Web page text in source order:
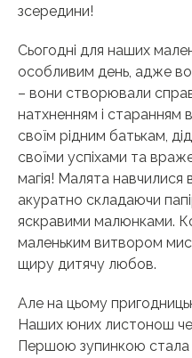
зсередини!
Сьогодні для наших
особливим день, адже
– вони створювали
натхненням і старанням
своїм рідним батькам,
своїми успіхами та
магія! Малята навчилися
акуратно складаючи
яскравими малюнками.
маленьким витвором
щиру дитячу любов.
Але на цьому
Наших юних листонош
Першою зупинкою